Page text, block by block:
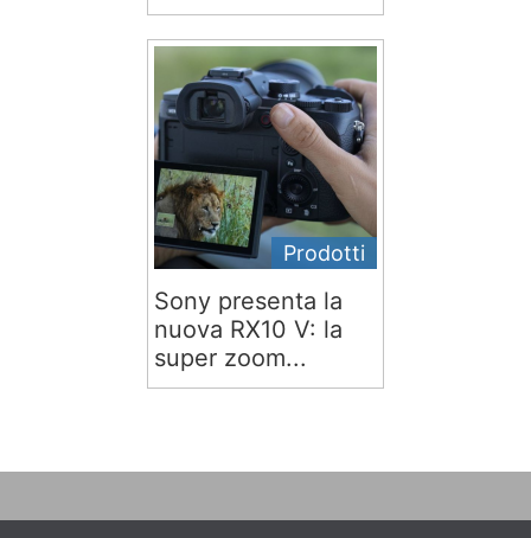
Prodotti
Sony presenta la
nuova RX10 V: la
super zoom...